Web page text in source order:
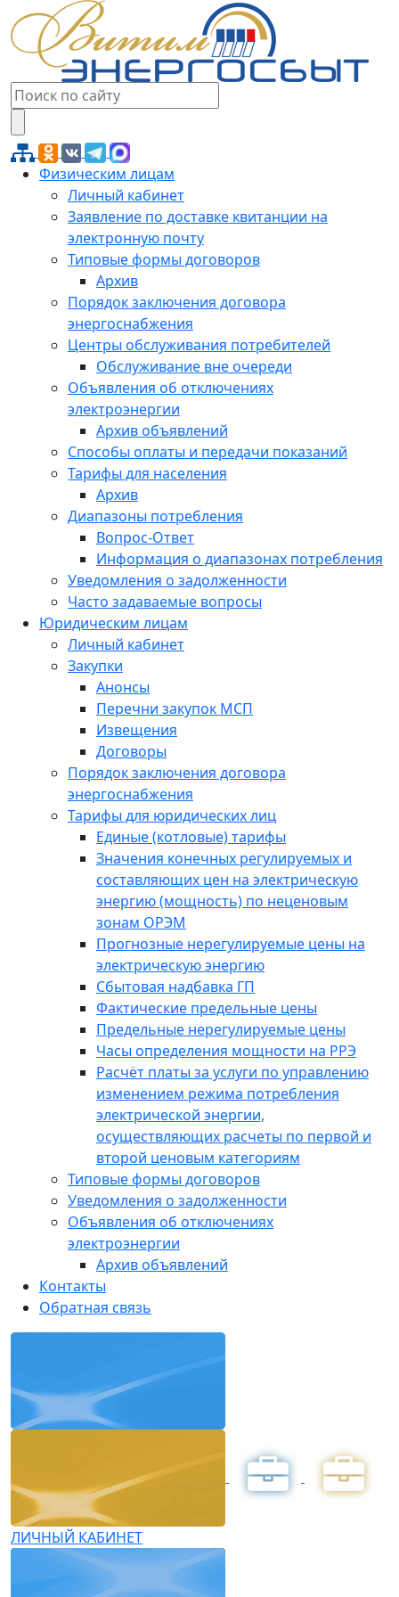
Физическим лицам
Личный кабинет
Заявление по доставке квитанции на
электронную почту
Типовые формы договоров
Архив
Порядок заключения договора
энергоснабжения
Центры обслуживания потребителей
Обслуживание вне очереди
Объявления об отключениях
электроэнергии
Архив объявлений
Способы оплаты и передачи показаний
Тарифы для населения
Архив
Диапазоны потребления
Вопрос-Ответ
Информация о диапазонах потребления
Уведомления о задолженности
Часто задаваемые вопросы
Юридическим лицам
Личный кабинет
Закупки
Анонсы
Перечни закупок МСП
Извещения
Договоры
Порядок заключения договора
энергоснабжения
Тарифы для юридических лиц
Единые (котловые) тарифы
Значения конечных регулируемых и
составляющих цен на электрическую
энергию (мощность) по неценовым
зонам ОРЭМ
Прогнозные нерегулируемые цены на
электрическую энергию
Сбытовая надбавка ГП
Фактические предельные цены
Предельные нерегулируемые цены
Часы определения мощности на РРЭ
Расчёт платы за услуги по управлению
изменением режима потребления
электрической энергии,
осуществляющих расчеты по первой и
второй ценовым категориям
Типовые формы договоров
Уведомления о задолженности
Объявления об отключениях
электроэнергии
Архив объявлений
Контакты
Обратная связь
ЛИЧНЫЙ КАБИНЕТ